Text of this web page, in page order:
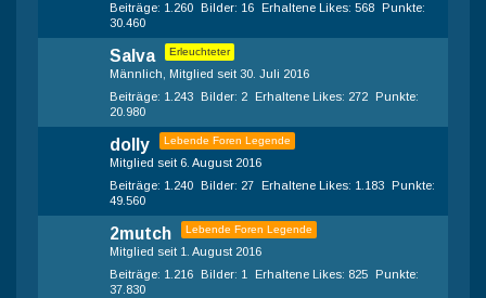
Beiträge 1.260 Bilder 16 Erhaltene Likes 568 Punkte
30.460
Salva Erleuchteter
Männlich
Mitglied seit 30. Juli 2016
Beiträge 1.243 Bilder 2 Erhaltene Likes 272
Punkte
20.980
dolly Lebende Foren Legende
Mitglied seit 6. August 2016
Beiträge 1.240 Bilder 27 Erhaltene Likes 1.183 Punkte
49.560
2mutch Lebende Foren Legende
Mitglied seit 1. August 2016
Beiträge 1.216 Bilder 1 Erhaltene Likes 825
Punkte
37.830